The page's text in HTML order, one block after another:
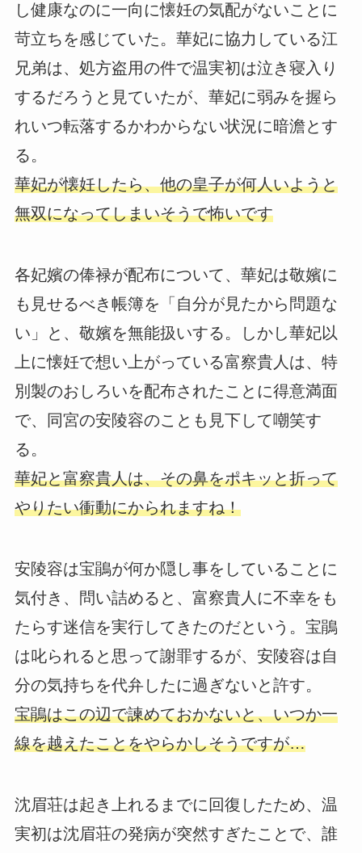
し健康なのに一向に懐妊の気配がないことに
苛立ちを感じていた。華妃に協力している江
兄弟は、処方盗用の件で温実初は泣き寝入り
するだろうと見ていたが、華妃に弱みを握ら
れいつ転落するかわからない状況に暗澹とす
る。
華妃が懐妊したら、他の皇子が何人いようと
無双になってしまいそうで怖いです
各妃嬪の俸禄が配布について、華妃は敬嬪に
も見せるべき帳簿を「自分が見たから問題な
い」と、敬嬪を無能扱いする。しかし華妃以
上に懐妊で想い上がっている富察貴人は、特
別製のおしろいを配布されたことに得意満面
で、同宮の安陵容のことも見下して嘲笑す
る。
華妃と富察貴人は、その鼻をポキッと折って
やりたい衝動にかられますね！
安陵容は宝鵑が何か隠し事をしていることに
気付き、問い詰めると、富察貴人に不幸をも
たらす迷信を実行してきたのだという。宝鵑
は叱られると思って謝罪するが、安陵容は自
分の気持ちを代弁したに過ぎないと許す。
宝鵑はこの辺で諫めておかないと、いつか一
線を越えたことをやらかしそうですが…
沈眉荘は起き上れるまでに回復したため、温
実初は沈眉荘の発病が突然すぎたことで、誰